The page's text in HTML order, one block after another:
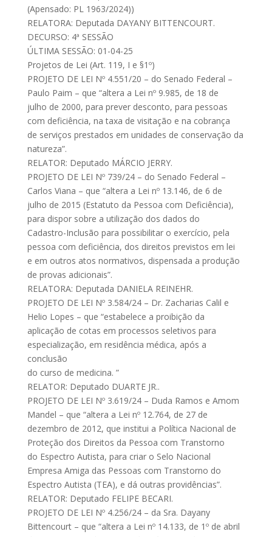
(Apensado: PL 1963/2024))
RELATORA: Deputada DAYANY BITTENCOURT.
DECURSO: 4ª SESSÃO
ÚLTIMA SESSÃO: 01-04-25
Projetos de Lei (Art. 119, I e §1º)
PROJETO DE LEI Nº 4.551/20 – do Senado Federal –
Paulo Paim – que “altera a Lei nº 9.985, de 18 de
julho de 2000, para prever desconto, para pessoas
com deficiência, na taxa de visitação e na cobrança
de serviços prestados em unidades de conservação da
natureza”.
RELATOR: Deputado MÁRCIO JERRY.
PROJETO DE LEI Nº 739/24 – do Senado Federal –
Carlos Viana – que “altera a Lei nº 13.146, de 6 de
julho de 2015 (Estatuto da Pessoa com Deficiência),
para dispor sobre a utilização dos dados do
Cadastro-Inclusão para possibilitar o exercício, pela
pessoa com deficiência, dos direitos previstos em lei
e em outros atos normativos, dispensada a produção
de provas adicionais”.
RELATORA: Deputada DANIELA REINEHR.
PROJETO DE LEI Nº 3.584/24 – Dr. Zacharias Calil e
Helio Lopes – que “estabelece a proibição da
aplicação de cotas em processos seletivos para
especialização, em residência médica, após a
conclusão
do curso de medicina. ”
RELATOR: Deputado DUARTE JR..
PROJETO DE LEI Nº 3.619/24 – Duda Ramos e Amom
Mandel – que “altera a Lei nº 12.764, de 27 de
dezembro de 2012, que institui a Política Nacional de
Proteção dos Direitos da Pessoa com Transtorno
do Espectro Autista, para criar o Selo Nacional
Empresa Amiga das Pessoas com Transtorno do
Espectro Autista (TEA), e dá outras providências”.
RELATOR: Deputado FELIPE BECARI.
PROJETO DE LEI Nº 4.256/24 – da Sra. Dayany
Bittencourt – que “altera a Lei nº 14.133, de 1º de abril